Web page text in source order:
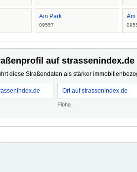
Am Park
09557
Am
auf strassenindex.de
diese Straßendaten als stärker
Ort auf strassenindex.de
Flöha